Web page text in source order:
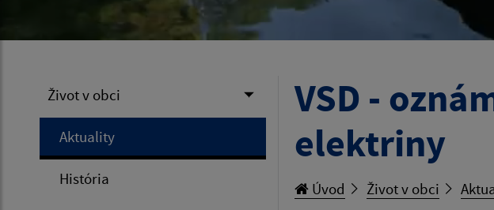
Život v obci
Aktuality
História
VSD -
elektriny
Úvod Život v obci